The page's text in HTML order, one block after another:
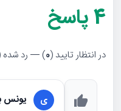
4پاسخ
در انتظار تایید (0) — رد شده
ی یونس